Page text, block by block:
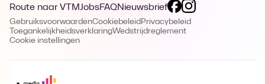
Route naar VTMJobsFAQNieuwsbrief
GebruiksvoorwaardenCookiebeleid Privacybeleid
ToegankelijkheidsverklaringWedstrijdreglement
Cookie instellingen